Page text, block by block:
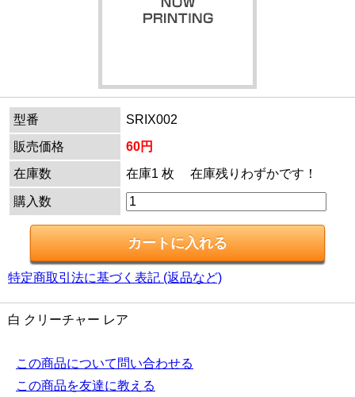
型番
SRIX002
販売価格
60円
在庫数
在庫1 枚 在庫残りわずかです！
購入数
特定商取引法に基づく表記 (返品など)
白 クリーチャー レア
この商品について問い合わせる
この商品を友達に教える